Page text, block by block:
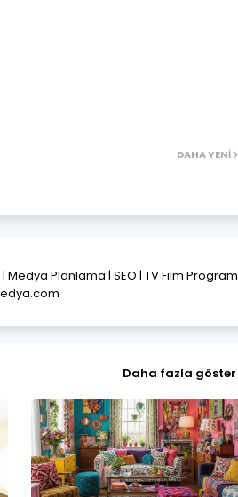
DAHA YENI
| Medya Planlama | SEO | TV Film Program
Daha fazla göster